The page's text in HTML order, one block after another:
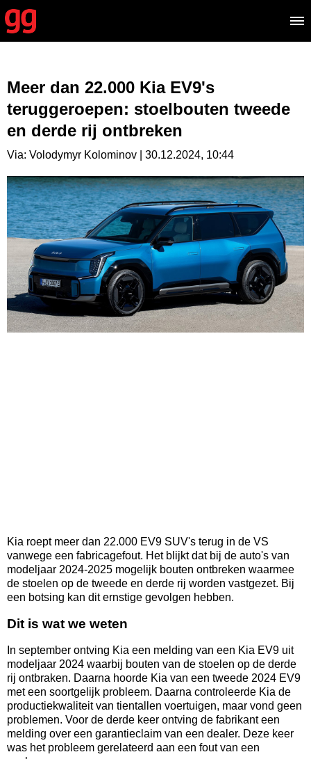
Meer dan 22.000 Kia EV9's
teruggeroepen: stoelbouten tweede
en derde rij ontbreken
Via: Volodymyr Kolominov | 30.12.2024, 10:44
Kia roept meer dan 22.000 EV9 SUV's terug in de VS
vanwege een fabricagefout. Het blijkt dat bij de auto's van
modeljaar 2024-2025 mogelijk bouten ontbreken waarmee
de stoelen op de tweede en derde rij worden vastgezet. Bij
een botsing kan dit ernstige gevolgen hebben.
Dit is wat we weten
In september ontving Kia een melding van een Kia EV9 uit
modeljaar 2024 waarbij bouten van de stoelen op de derde
rij ontbraken. Daarna hoorde Kia van een tweede 2024 EV9
met een soortgelijk probleem. Daarna controleerde Kia de
productiekwaliteit van tientallen voertuigen, maar vond geen
problemen. Voor de derde keer ontving de fabrikant een
melding over een garantieclaim van een dealer. Deze keer
was het probleem gerelateerd aan een fout van een